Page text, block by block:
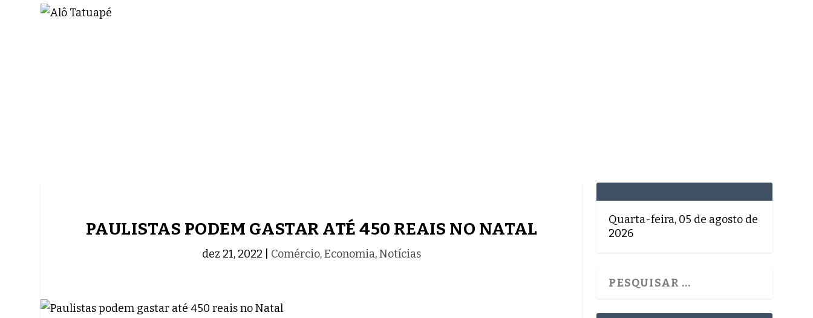
PAULISTAS PODEM GASTAR ATÉ 450 REAIS NO NATAL
dez 21, 2022 Comércio,Economia,Notícias
Quarta-feira, 05 de agosto de
2026